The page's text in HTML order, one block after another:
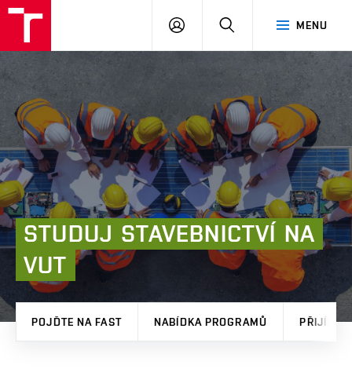
Brno
MENU
PŘIHLÁSIT
STUDUJ STAVEBNICTVÍ NA
VUT
POJĎTE NA FAST NABÍDKA PROGRAMŮ